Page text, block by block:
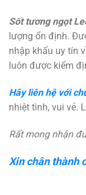
Sốt tương ngọt
lượng ổn định.
nhập khẩu uy tín
luôn được kiểm
Hãy liên hệ với
nhiệt tình, vui vẻ.
Rất mong nhận
Xin chân thành